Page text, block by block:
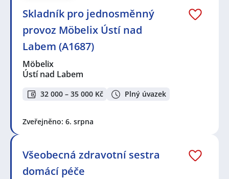
Skladník pro jednosměnný
provoz Möbelix Ústí nad
Labem (A1687)
Möbelix
Ústí nad Labem
32 000 – 35 000 Kč Plný úvazek
Zveřejněno: 6. srpna
Všeobecná zdravotní sestra
domácí péče